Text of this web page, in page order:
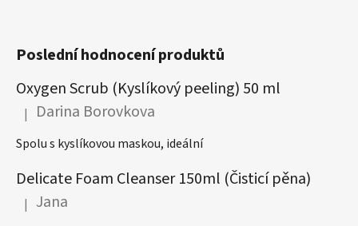
Poslední hodnocení produktů
Oxygen Scrub (Kyslíkový peeling) 50 ml
Hodnocení produktu je 5 z 5 hvězdiček.
| Darina Borovkova
Spolu s kyslíkovou maskou, ideální
Delicate Foam Cleanser 150ml (Čisticí pěna)
Hodnocení produktu je 5 z 5 hvězdiček.
| Jana